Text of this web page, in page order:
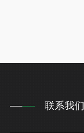
联系我们